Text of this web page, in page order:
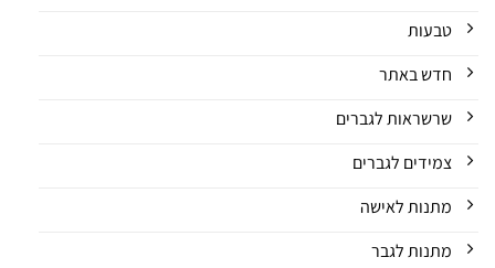
טבעות
חדש באתר
שרשראות לגברים
צמידים לגברים
מתנות לאישה
מתנות לגבר